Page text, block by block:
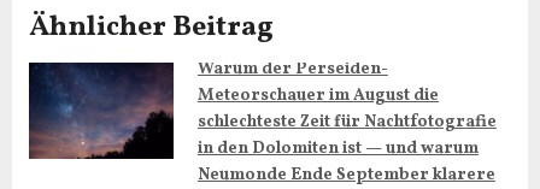
s
n
a
Ähnlicher Beitrag
Warum der Perseiden-
Meteorschauer im August die
schlechteste Zeit für Nachtfotografie
in den Dolomiten ist — und warum
Neumonde Ende September klarere